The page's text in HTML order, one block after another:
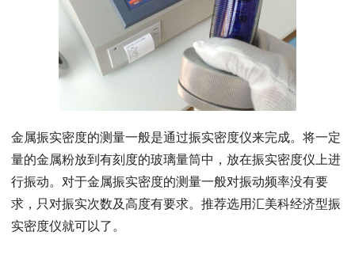
金属振实密度的测量一般是通过振实密度仪来完成。将一定
量的金属粉放到有刻度的玻璃量筒中，放在振实密度仪上进
行振动。对于金属振实密度的测量一般对振动频率没有要
求，只对振实次数及高度有要求。推荐选用汇美科经济型振
实密度仪就可以了。